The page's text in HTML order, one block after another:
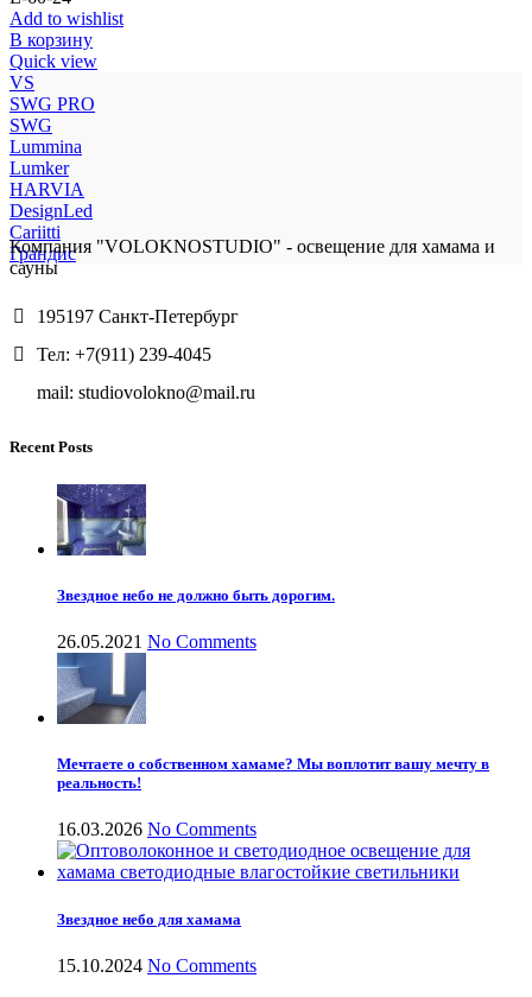
Add to wishlist
В корзину
Quick view
VS
SWG PRO
SWG
Lummina
Lumker
HARVIA
DesignLed
Cariitti
Грандис
Компания "VOLOKNOSTUDIO" - освещение для хамама и
сауны
195197 Санкт-Петербург
Тел: +7(911) 239-4045
mail: studiovolokno@mail.ru
Recent Posts
Звездное небо не должно быть дорогим.
26.05.2021 No Comments
Мечтаете о собственном хамаме? Мы воплотит вашу мечту в
реальность!
16.03.2026 No Comments
Звездное небо для хамама
15.10.2024 No Comments